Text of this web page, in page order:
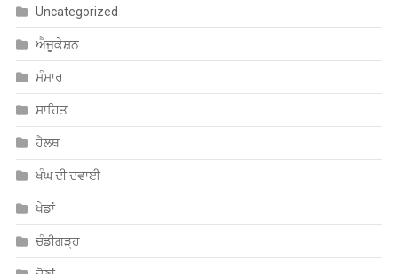
Uncategorized
ਐਜੂਕੇਸ਼ਨ
ਸੰਸਾਰ
ਸਾਹਿਤ
ਹੈਲਥ
ਖੰਘ ਦੀ ਦਵਾਈ
ਖੇਡਾਂ
ਚੰਡੀਗੜ੍ਹ